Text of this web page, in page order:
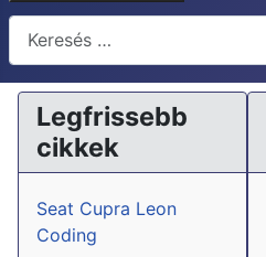
Keresés...
Legfrissebb
cikkek
Seat Cupra Leon
Coding